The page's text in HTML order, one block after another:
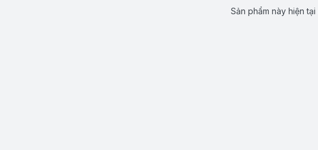
Sản phẩm này hiện